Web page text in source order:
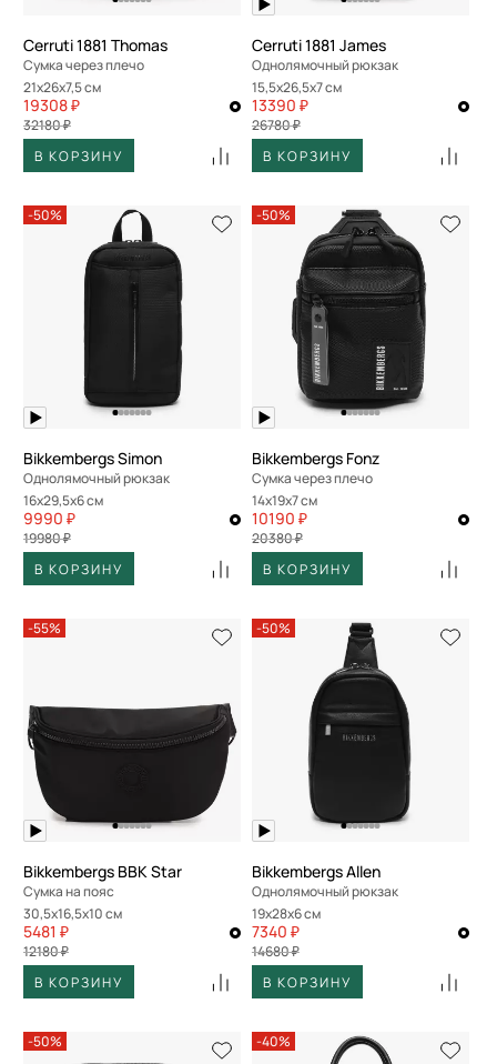
Cerruti 1881 Thomas
Сумка через плечо
21x26x7,5 см
19308 ₽
32180 ₽
В КОРЗИНУ
Cerruti 1881 James
Однолямочный рюкзак
15,5x26,5x7 см
13390 ₽
26780 ₽
В КОРЗИНУ
-50%
Bikkembergs Simon
Однолямочный рюкзак
16x29,5x6 см
9990 ₽
19980 ₽
В КОРЗИНУ
-50%
Bikkembergs Fonz
Сумка через плечо
14x19x7 см
10190 ₽
20380 ₽
В КОРЗИНУ
-55%
Bikkembergs BBK Star
Сумка на пояс
30,5x16,5x10 см
5481 ₽
12180 ₽
В КОРЗИНУ
-50%
Bikkembergs Allen
Однолямочный рюкзак
19x28x6 см
7340 ₽
14680 ₽
В КОРЗИНУ
-50% -40%